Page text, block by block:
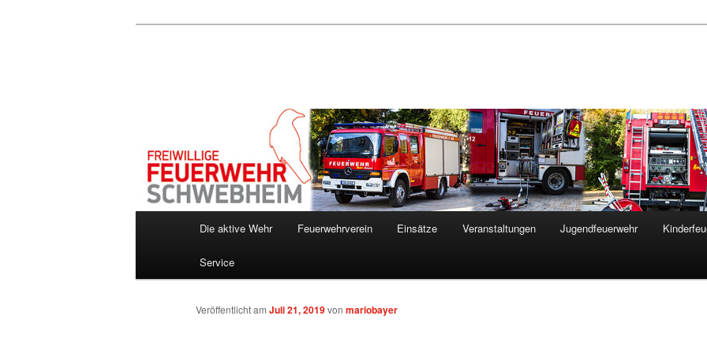
Die aktive Wehr Feuerwehrverein Einsätze Veranstaltungen Jugendfeuerwehr
Service
Veröffentlicht am Juli 21, 2019von mariobayer